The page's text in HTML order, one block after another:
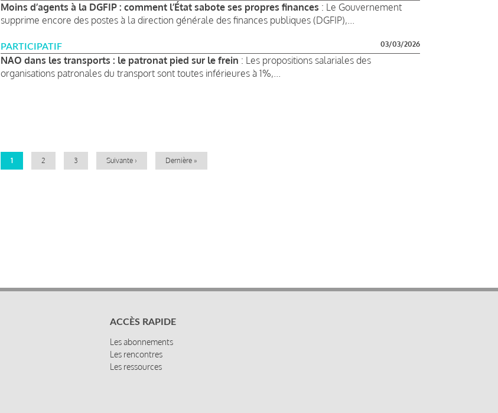
Moins d’agents à la DGFIP : comment l’État sabote ses propres finances : Le Gouvernement
supprime encore des postes à la direction générale des finances publiques (DGFIP),...
PARTICIPATIF 03/03/2026
NAO dans les transports : le patronat pied sur le frein : Les propositions salariales des
organisations patronales du transport sont toutes inférieures à 1%,...
Page
1 Page
2 Page
3
Page
Suivante ›
Dernière
Dernière »
ACCÈS RAPIDE
Les abonnements
Les rencontres
Les ressources